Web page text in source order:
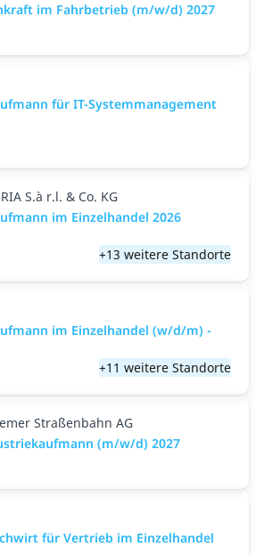
im Fahrbetrieb (m/w/d) 2027
für IT-Systemmanagement
S.à r.l. & Co. KG
im Einzelhandel 2026
+13 weitere Standorte
im Einzelhandel (w/d/m) -
+11 weitere Standorte
Straßenbahn AG
(m/w/d) 2027
für Vertrieb im Einzelhandel